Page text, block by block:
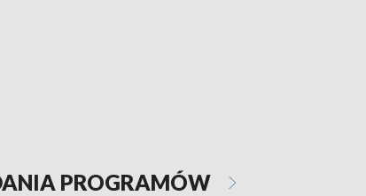
PROGRAMÓW